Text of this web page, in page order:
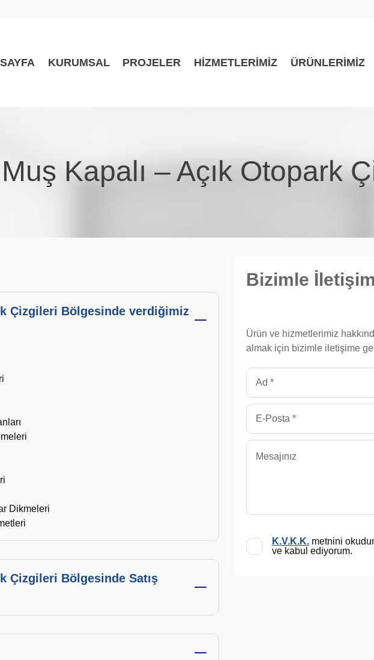
KURUMSAL PROJELER HİZMETLERİMİZ ÜRÜNLERİMİZ
Muş Kapalı – Açık Otopark
Çizgileri Bölgesinde verdiğimiz
Dikmeleri
Çizgileri Bölgesinde Satış
Bizimle
Ürün ve hizmetlerimiz
almak için bizimle iletişime
K.V.K.K.metnini
ve kabul ediyorum.